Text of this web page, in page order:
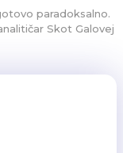
paradoksalno.
Skot Galovej